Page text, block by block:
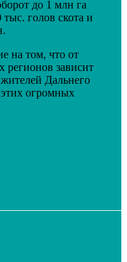
до 1 млн га
голов скота и
на том, что от
регионов зависит
Дальнего
огромных